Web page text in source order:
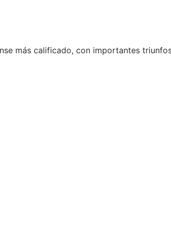
más calificado, con importantes